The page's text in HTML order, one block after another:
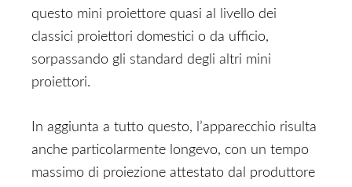
questo mini proiettore quasi al livello dei
classici proiettori domestici o da ufficio,
sorpassando gli standard degli altri mini
proiettori.
In aggiunta a tutto questo, l’apparecchio risulta
anche particolarmente longevo, con un tempo
massimo di proiezione attestato dal produttore